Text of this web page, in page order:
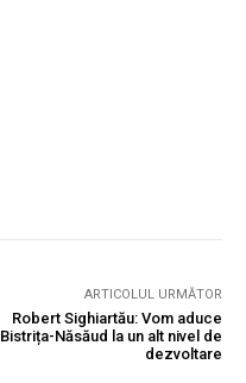
ARTICOLUL URMĂTOR
Robert Sighiartău: Vom aduce
Bistrița-Năsăud la un alt nivel de
dezvoltare